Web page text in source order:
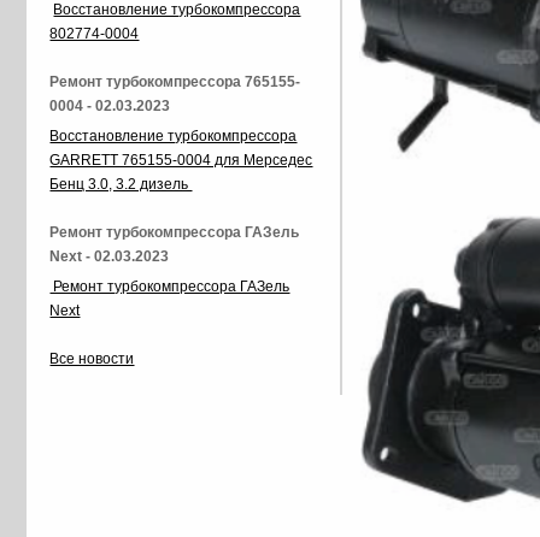
Восстановление турбокомпрессора
802774-0004
Ремонт турбокомпрессора 765155-
0004 - 02.03.2023
Восстановление турбокомпрессора
GARRETT 765155-0004 для Мерседес
Бенц 3.0, 3.2 дизель
Ремонт турбокомпрессора ГАЗель
Next - 02.03.2023
Ремонт турбокомпрессора ГАЗель
Next
Все новости